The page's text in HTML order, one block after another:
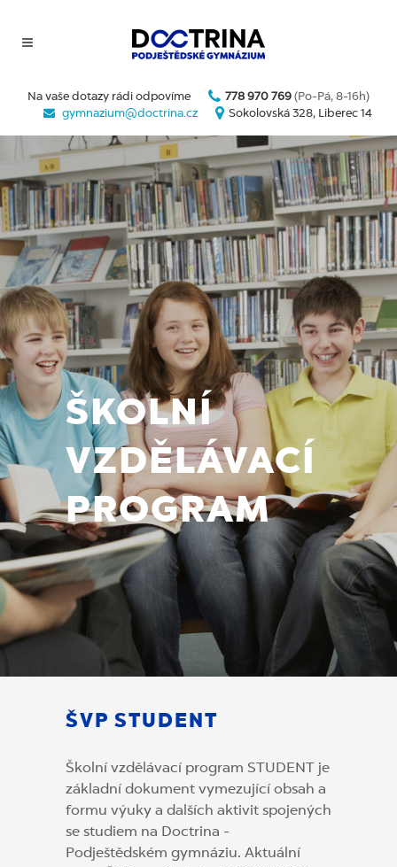
Na vaše dotazy rádi odpovíme 778 970 769 (Po-Pá, 8-16h)
gymnazium@doctrina.cz
Sokolovská 328, Liberec 14
ŠKOLNÍ
VZDĚLÁVACÍ
PROGRAM
ŠVP STUDENT
Školní vzdělávací program STUDENT je
základní dokument vymezující obsah a
formu výuky a dalších aktivit spojených
se studiem na Doctrina -
Podještědském gymnáziu. Aktuální